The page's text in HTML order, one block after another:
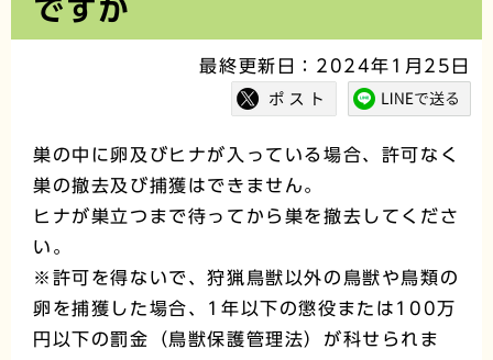
ですか
最終更新日：2024年1月25日
巣の中に卵及びヒナが入っている場合、許可なく
巣の撤去及び捕獲はできません。
ヒナが巣立つまで待ってから巣を撤去してくださ
い。
※許可を得ないで、狩猟鳥獣以外の鳥獣や鳥類の
卵を捕獲した場合、1年以下の懲役または100万
円以下の罰金（鳥獣保護管理法）が科せられま